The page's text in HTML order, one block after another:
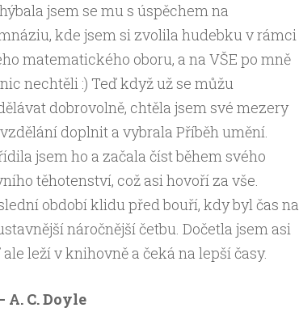
jsem se mu s úspěchem na
kde jsem si zvolila hudebku v rámci
matematického oboru, a na VŠE po mně
nechtěli :) Teď když už se můžu
dobrovolně, chtěla jsem své mezery
doplnit a vybrala Příběh umění.
jsem ho a začala číst během svého
těhotenství, což asi hovoří za vše.
období klidu před bouří, kdy byl čas na
náročnější četbu. Dočetla jsem asi
leží v knihovně a čeká na lepší časy.
C. Doyle